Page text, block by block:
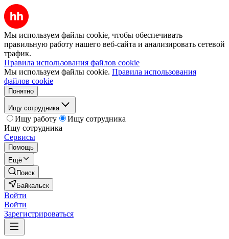
Мы используем файлы cookie, чтобы обеспечивать
правильную работу нашего веб-сайта и анализировать сетевой
трафик.
Правила использования файлов cookie
Мы используем файлы cookie. Правила использования
файлов cookie
Понятно
Ищу сотрудника
Ищу работу
Ищу сотрудника
Ищу сотрудника
Сервисы
Помощь
Ещё
Поиск
Байкальск
Войти
Войти
Зарегистрироваться